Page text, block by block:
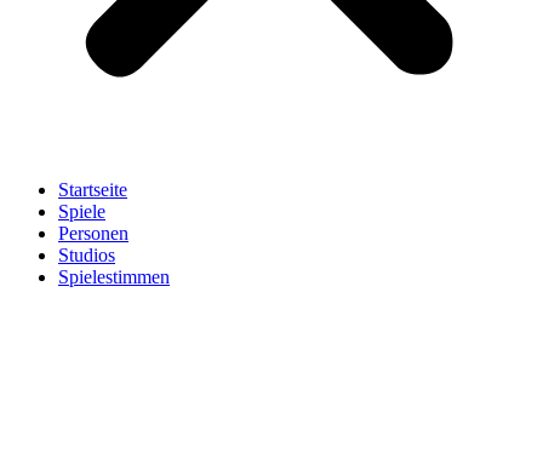
Startseite
Spiele
Personen
Studios
Spielestimmen